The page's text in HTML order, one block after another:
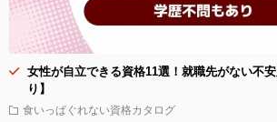
女性が自立できる資格11選！就職先がない不
り】
食いっぱぐれない資格カタログ